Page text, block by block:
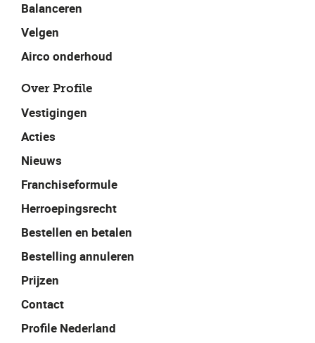
Balanceren
Velgen
Airco onderhoud
Over Profile
Vestigingen
Acties
Nieuws
Franchiseformule
Herroepingsrecht
Bestellen en betalen
Bestelling annuleren
Prijzen
Contact
Profile Nederland